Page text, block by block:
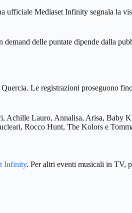
ufficiale Mediaset Infinity segnala la
delle puntate dipende dalla
Le registrazioni proseguono
Achille Lauro, Annalisa, Arisa, Baby
Rocco Hunt, The Kolors e
Infinity. Per altri eventi musicali in TV,